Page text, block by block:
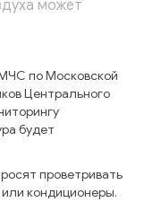
может
по Московской
Центрального
будет
проветривать
кондиционеры.